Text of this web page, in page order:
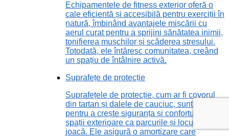
Echipamentele de fitness exterior oferă o
cale eficientă și accesibilă pentru exerciții în
natură, îmbinând avantajele mișcării cu
aerul curat pentru a sprijini sănătatea inimii,
tonifierea mușchilor și scăderea stresului.
Totodată, ele întăresc comunitatea, creând
un spațiu de întâlnire activă.
Suprafețe de protecție
Suprafețele de protecție, cum ar fi covorul
din tartan și dalele de cauciuc, sunt vitale
pentru a crește siguranța și confortul în
spații exterioare ca parcurile și locurile de
joacă. Ele asigură o amortizare care